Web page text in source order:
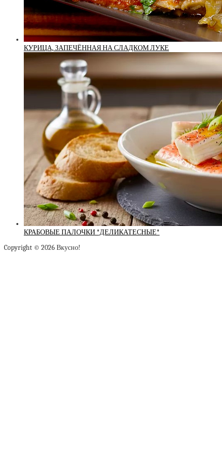
КУРИЦА, ЗАПЕЧЁННАЯ НА СЛАДКОМ ЛУКЕ
КРАБОВЫЕ ПАЛОЧКИ *ДЕЛИКАТЕСНЫЕ*
Copyright © 2026 Вкусно!